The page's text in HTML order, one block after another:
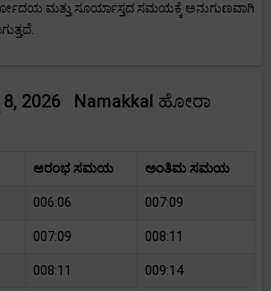
ಮತ್ತು ಸೂರ್ಯಾಸ್ತದ ಸಮಯಕ್ಕೆ ಅನುಗುಣವಾಗಿ
8, 2026 Namakkal ಹೋರಾ
ಆರಂಭ ಸಮಯ ಅಂತಿಮ ಸಮಯ
006:06 007:09
007:09 008:11
008:11 009:14